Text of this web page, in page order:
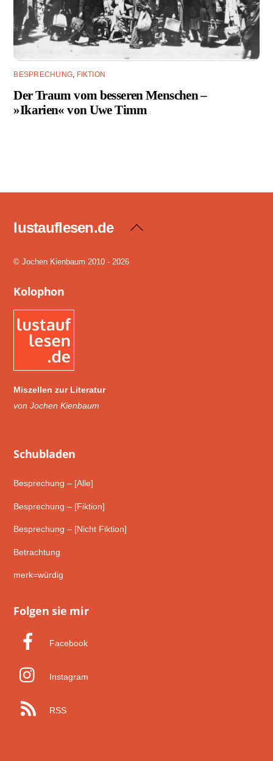
BESPRECHUNG, FIKTION
Der Traum vom besseren Menschen –
»Ikarien« von Uwe Timm
Back
lustauflesen.de
© Jochen Kienbaum 2010 - 2026
Kolophon
Miszellen zur Literatur
von Jochen Kienbaum
Schub­laden
Besprechung – [Alle]
Besprechung – [Fiktion]
Besprechung – [Nicht Fiktion]
Betrachtung
merk=würdig
Folgen sie mir
Facebook
Instagram
RSS